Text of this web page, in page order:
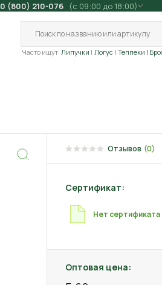
0 (800) 210-076 (с 09:00 до 18:00)
Часто ищут: Липучки Логус Теппеки |
Отзывов (0)
Сертификат:
Нет сертификата
Оптовая цена: